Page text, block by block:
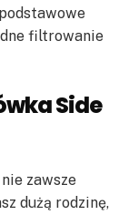
filtrowanie
Side
zawsze
dużą rodzinę,